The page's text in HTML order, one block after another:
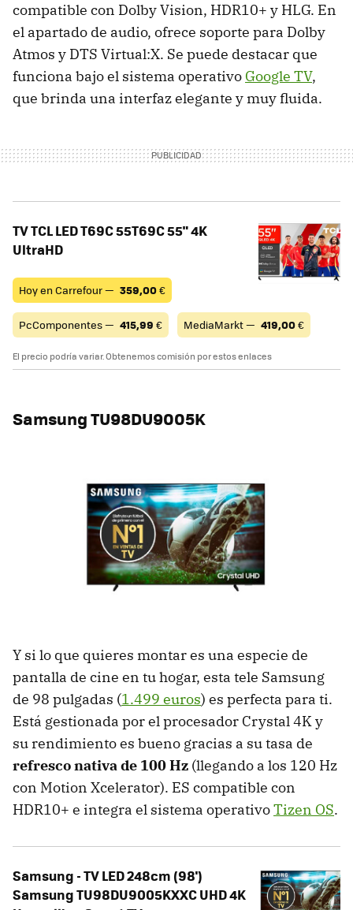
compatible con Dolby Vision, HDR10+ y HLG. En
el apartado de audio, ofrece soporte para Dolby
Atmos y DTS Virtual:X. Se puede destacar que
funciona bajo el sistema operativo Google TV,
que brinda una interfaz elegante y muy fluida.
TV TCL LED T69C 55T69C 55" 4K
UltraHD
Hoy en Carrefour — 359,00€
PcComponentes — 415,99 € MediaMarkt — 419,00€
El precio podría variar. Obtenemos comisión por estos enlaces
Samsung TU98DU9005K
Y si lo que quieres montar es una especie de
pantalla de cine en tu hogar, esta tele Samsung
de 98 pulgadas (1.499 euros) es perfecta para ti.
Está gestionada por el procesador Crystal 4K y
su rendimiento es bueno gracias a su tasa de
refresco nativa de 100 Hz (llegando a los 120 Hz
con Motion Xcelerator). ES compatible con
HDR10+ e integra el sistema operativoTizen OS.
Samsung - TV LED 248cm (98')
Samsung TU98DU9005KXXC UHD 4K